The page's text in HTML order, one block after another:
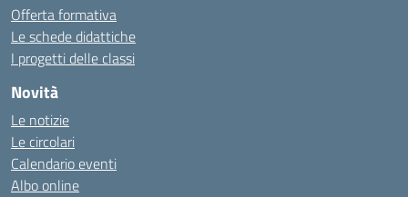
Offerta formativa
Le schede didattiche
I progetti delle classi
Novità
Le notizie
Le circolari
Calendario eventi
Albo online